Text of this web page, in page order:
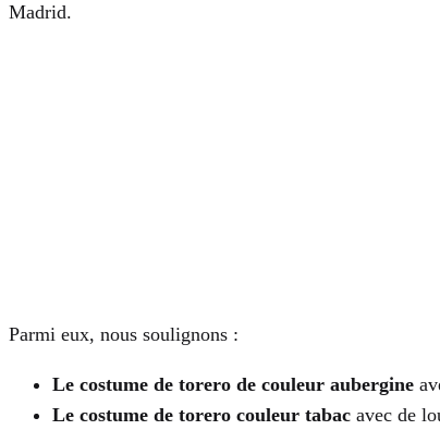
Madrid.
Parmi eux, nous soulignons :
Le costume de torero de couleur aubergine
Le costume de torero couleur tabac avec de